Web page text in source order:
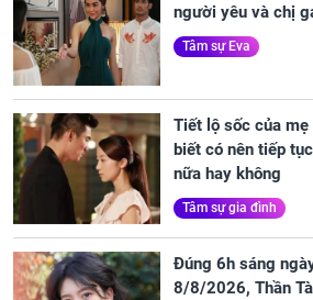
người yêu và chị
Tâm sự Eva
Tiết lộ sốc của
biết có nên tiếp
nữa hay không
Tâm sự gia đình
Đúng 6h sáng
8/8/2026, Thần